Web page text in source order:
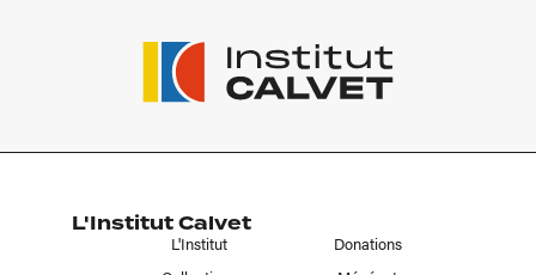
L'Institut Calvet
L'Institut
Donations